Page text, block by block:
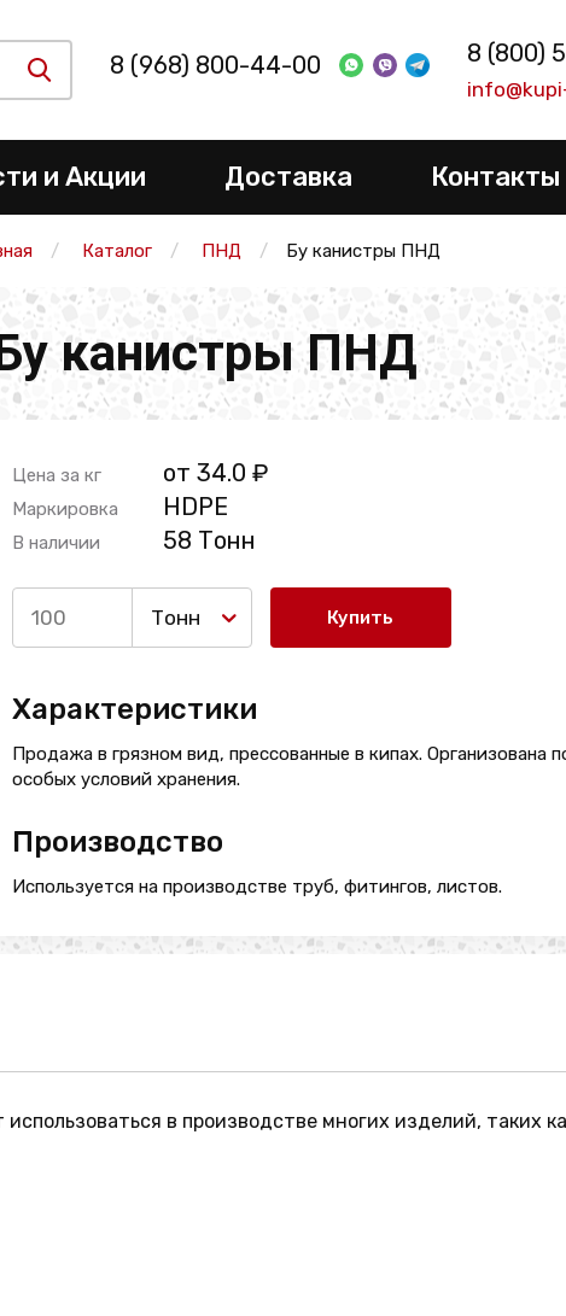
8 (968) 800-44-00 8 (800)
и Акции Доставка Контакты
Каталог ПНД Бу канистры ПНД
канистры ПНД
Цена за кг от 34.0 ₽
Маркировка HDPE
В наличии 58 Тонн
Тонн Купить
Характеристики
Продажа в грязном вид, прессованные в кипах. Организована
особых условий хранения.
Производство
Используется на производстве труб, фитингов, листов.
в производстве многих изделий, таких